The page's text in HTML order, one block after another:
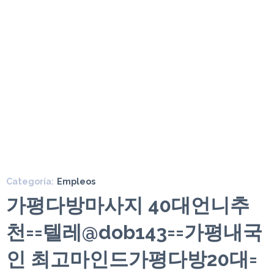
Categoría: Empleos
가평다방마사지 40대언니추
천==텔레@dob143==가평내국
인 최고마인드가평다방20대=